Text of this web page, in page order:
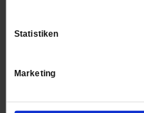
Statistiken
Marketing